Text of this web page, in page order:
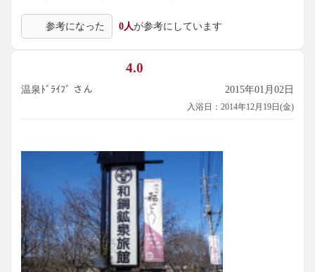
参考になった 0人が参考にしています
4.0
温泉ﾄﾞﾗｲﾌﾞ さん 2015年01月02日
入浴日：2014年12月19日(金)